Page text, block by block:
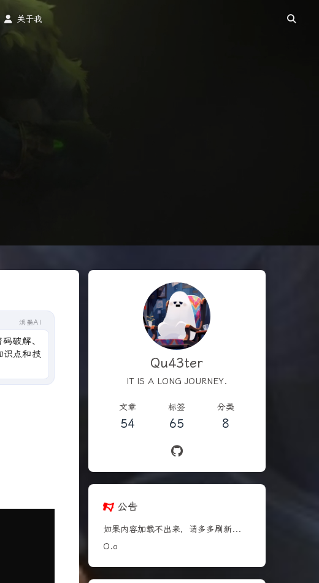
关于我
洪墨AI
破解、
识点和技
Qu43ter
IT IS A LONG JOURNEY.
文章
54
标签
65
分类
8
公告
如果内容加载不出来，请多多刷新...
O.o